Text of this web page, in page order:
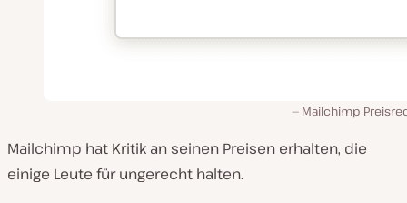
Mailchimp
Mailchimp hat Kritik an seinen Preisen erhalten, die
einige Leute für ungerecht halten.